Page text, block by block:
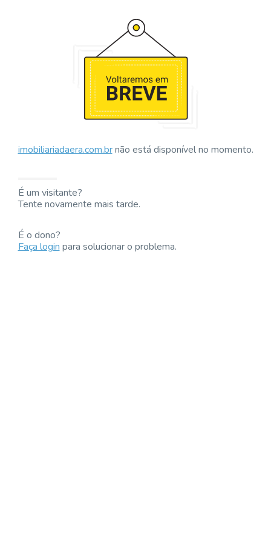
imobiliariadaera.com.brnão está disponível no momento.
É um visitante?
Tente novamente mais tarde.
É o dono?
Faça loginpara solucionar o problema.